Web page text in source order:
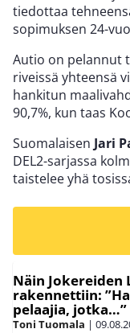
tiedottaa
sopimuksen 24-
Autio on pelannut
riveissä yhteensä
hankitun
90,7%, kun taas
Suomalaisen Jari
DEL2-sarjassa
taistelee yhä
Näin Jokereiden
rakennettiin:
pelaajia, jotka…”
Toni Tuomala |